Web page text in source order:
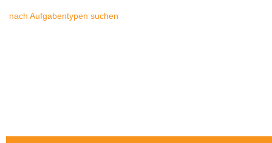
nach Aufgabentypen suchen